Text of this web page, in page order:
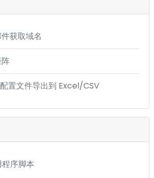
获取域名
置文件导出到 Excel/CSV
序脚本